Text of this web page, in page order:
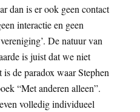
dan is er ook geen contact
interactie en geen
De natuur van
is juist dat we niet
de paradox waar Stephen
“Met anderen alleen”.
volledig individueel